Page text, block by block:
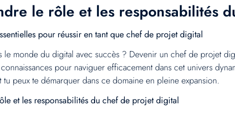
le rôle et les responsabilités
pour réussir en tant que chef de projet digital
le monde du digital avec succès ? Devenir un chef de projet
pour naviguer efficacement dans cet univers
tu peux te démarquer dans ce domaine en pleine expansion.
et les responsabilités du chef de projet digital